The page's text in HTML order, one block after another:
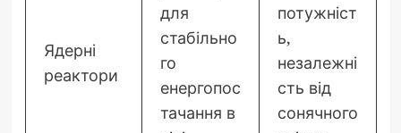
Ядерні
реактори
для
стабільно
го
енергопос
тачання в
потужніст
ь,
незалежні
сть від
сонячного